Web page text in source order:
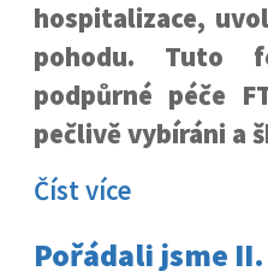
hospitalizace,
pohodu. Tuto
podpůrné péče
pečlivě vybíráni a
Číst více
Pořádali jsme